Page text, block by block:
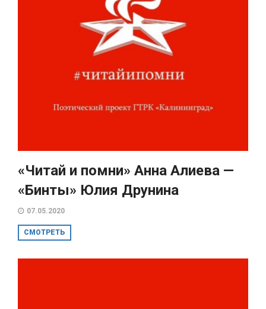
«Читай и помни» Анна Алиева —
«Бинты» Юлия Друнина
07.05.2020
СМОТРЕТЬ